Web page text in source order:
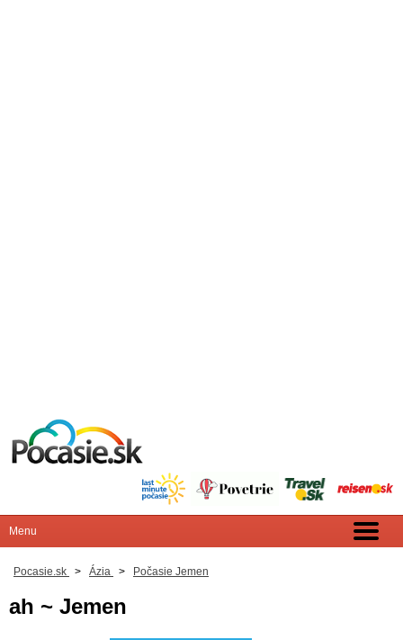
Pocasie.sk > Ázia > Počasie Jemen
ah ~ Jemen